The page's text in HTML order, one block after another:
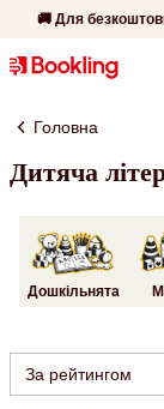
🚚 Для
Головна
Дитяча
Дошкільнята
За рейтингом